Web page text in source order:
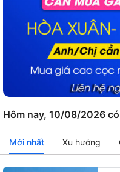
Hôm nay, 10/08/2026
Mới nhất Xu hướng